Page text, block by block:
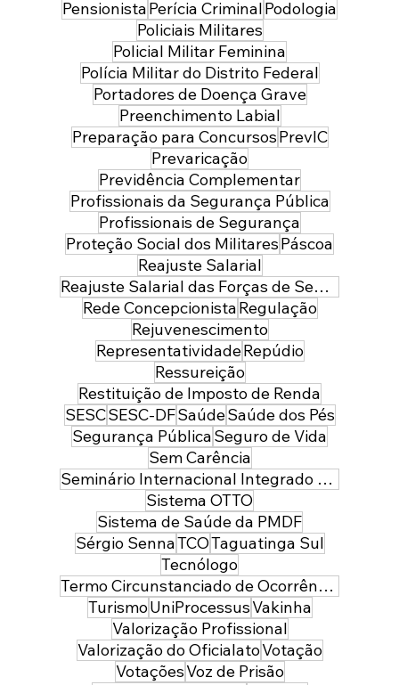
PensionistaPerícia CriminalPodologia
Policiais Militares
Policial Militar Feminina
Polícia Militar do Distrito Federal
Portadores de Doença Grave
Preenchimento Labial
Preparação para ConcursosPrevIC
Prevaricação
Previdência Complementar
Profissionais da Segurança Pública
Profissionais de Segurança
Proteção Social dos MilitaresPáscoa
Reajuste Salarial
Reajuste Salarial das Forças de Segurança do Distrito Federal
Rede ConcepcionistaRegulação
Rejuvenescimento
RepresentatividadeRepúdio
Ressureição
Restituição de Imposto de Renda
SESCSESC-DFSaúdeSaúde dos Pés
Segurança PúblicaSeguro de Vida
Sem Carência
Seminário Internacional Integrado de Segurança Pública e Defesa
Sistema OTTO
Sistema de Saúde da PMDF
Sérgio SennaTCOTaguatinga Sul
Tecnólogo
Termo Circunstanciado de Ocorrência
TurismoUniProcessusVakinha
Valorização Profissional
Valorização do OficialatoVotação
VotaçõesVoz de Prisão